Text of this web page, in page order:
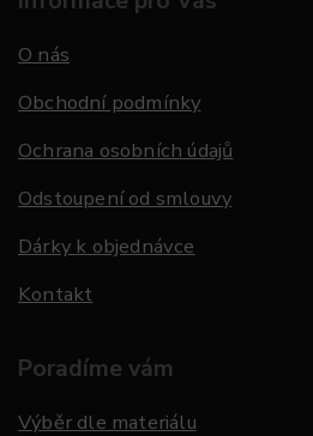
O nás
Obchodní podmínky
Ochrana osobních údajů
Odstoupení od smlouvy
Dárky k objednávce
Kontakt
Poradíme vám
Výběr dle materiálu